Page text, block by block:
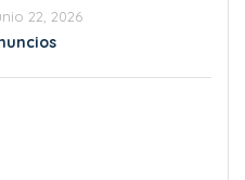
22, 2026